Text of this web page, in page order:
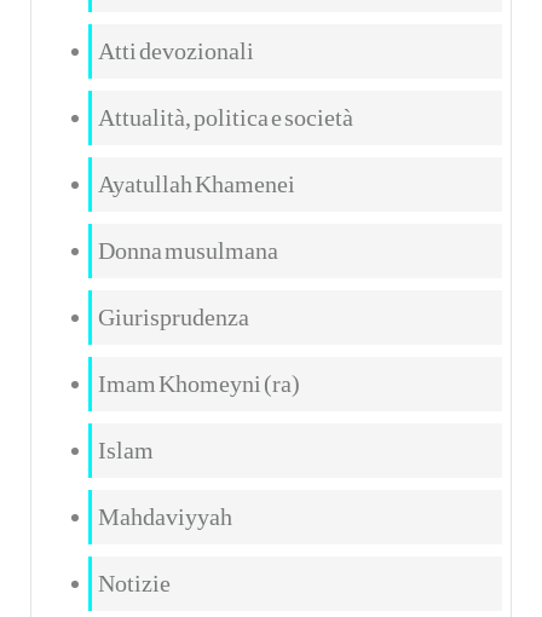
Atti devozionali
Attualità, politica e società
Ayatullah Khamenei
Donna musulmana
Giurisprudenza
Imam Khomeyni (ra)
Islam
Mahdaviyyah
Notizie